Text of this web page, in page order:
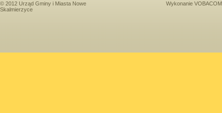
© 2012 Urząd Gminy i Miasta Nowe
Skalmierzyce
Wykonanie VOBACOM